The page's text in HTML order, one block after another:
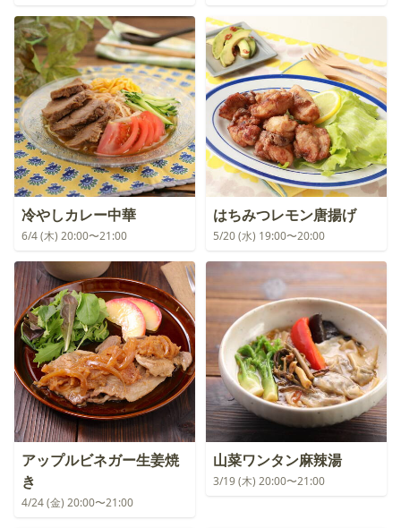
冷やしカレー中華
6/4 (木) 20:00〜21:00
はちみつレモン唐揚げ
5/20 (水) 19:00〜20:00
アップルビネガー生姜焼
き
4/24 (金) 20:00〜21:00
山菜ワンタン麻辣湯
3/19 (木) 20:00〜21:00